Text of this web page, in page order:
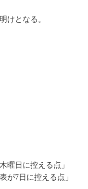
けとなる。
曜日に控える点」
が7日に控える点」